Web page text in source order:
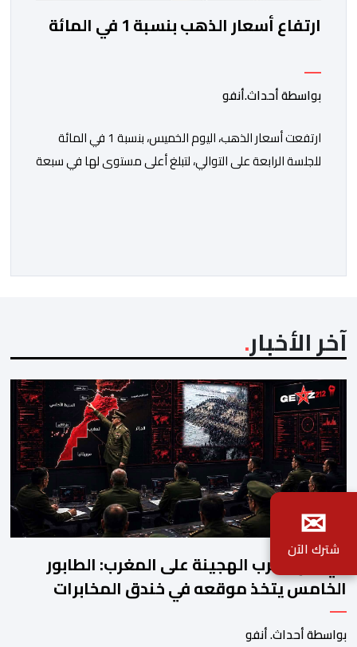
ارتفاع أسعار الذهب بنسبة 1 في المائة
بواسطة أحداث.أنفو
ارتفعت أسعار الذهب، اليوم الخميس، بنسبة 1 في المائة
للجلسة الرابعة على التوالي، لتبلغ أعلى مستوى لها في سبعة
الأمريكية الآجلة […]
آخر الأخبار
في أوج الحرب الهجينة على المغرب: الطابور
الخامس يتخذ موقعه في خندق المخابرات
الجزائرية
بواسطة أحداث. أنفو
✉
شترك الآن